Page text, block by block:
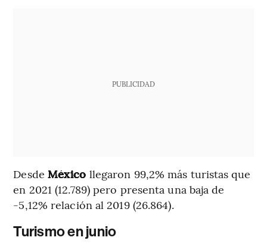
PUBLICIDAD
Desde México llegaron 99,2% más turistas que
en 2021 (12.789) pero presenta una baja de
-5,12% relación al 2019 (26.864).
Turismo en junio